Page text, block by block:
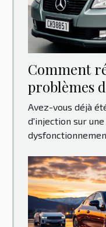
Comment
problèmes
Clio 3 :
Avez-vous déjà
d'injection sur une